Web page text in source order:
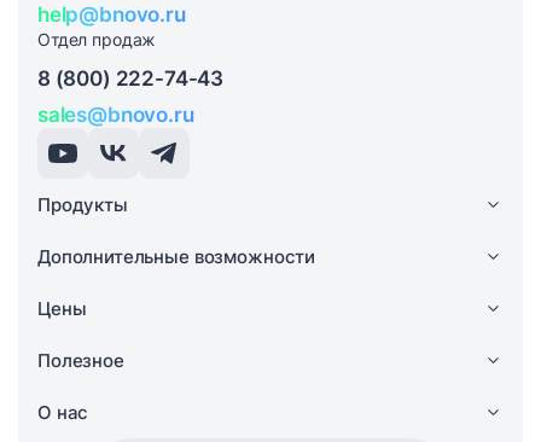
help@bnovo.ru
Отдел продаж
8 (800) 222-74-43
sales@bnovo.ru
Продукты
Дополнительные возможности
Цены
Полезное
О нас